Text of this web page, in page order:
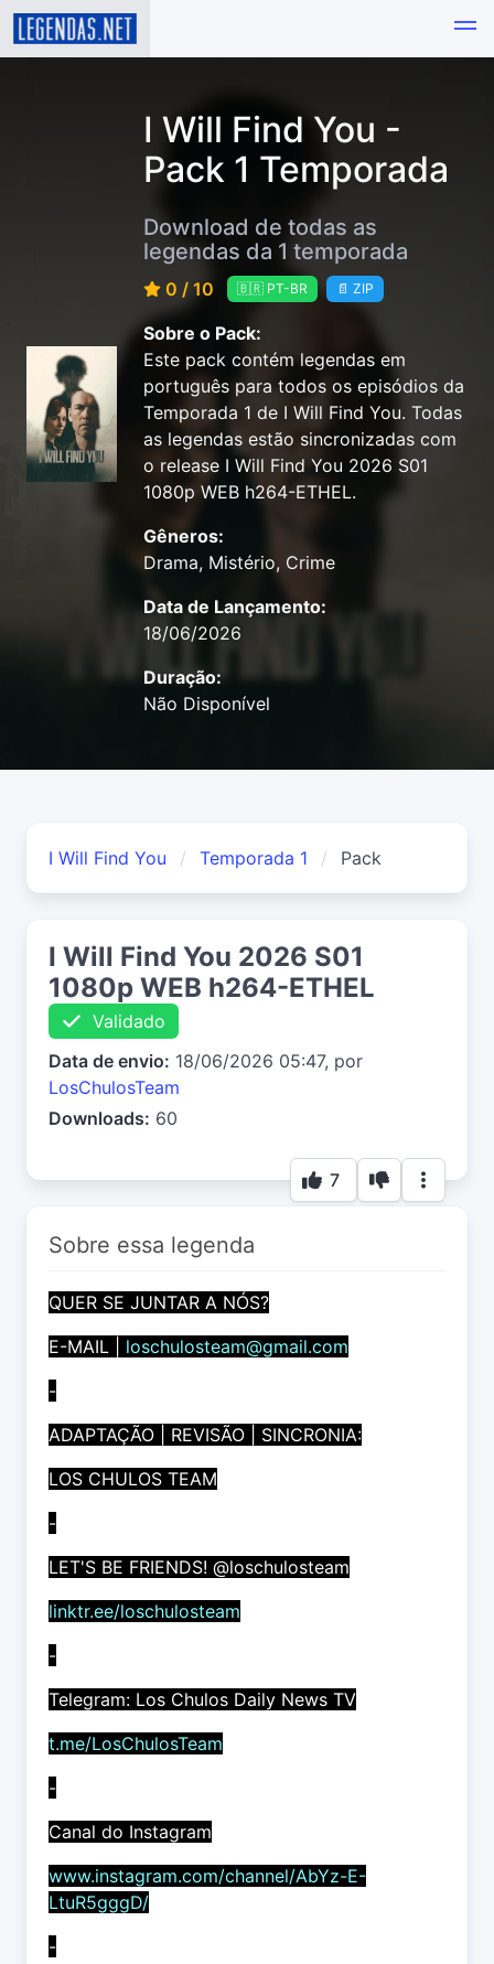
I Will Find You -
Pack 1 Temporada
Download de todas as
legendas da 1 temporada
0 / 10 🇧🇷 PT-BR 📄 ZIP
Sobre o Pack:
Este pack contém legendas em
português para todos os episódios da
Temporada 1 de I Will Find You. Todas
as legendas estão sincronizadas com
o release I Will Find You 2026 S01
1080p WEB h264-ETHEL.
Gêneros:
Drama, Mistério, Crime
Data de Lançamento:
18/06/2026
Duração:
Não Disponível
I Will Find You Temporada 1 Pack
I Will Find You 2026 S01
1080p WEB h264-ETHEL
Validado
Data de envio: 18/06/2026 05:47, por
LosChulosTeam
Downloads: 60
7
Sobre essa legenda
QUER SE JUNTAR A NÓS?
E-MAIL |
loschulosteam@gmail.com
-
ADAPTAÇÃO | REVISÃO | SINCRONIA:
LOS CHULOS TEAM
-
LET'S BE FRIENDS! @loschulosteam
linktr.ee/loschulosteam
-
Telegram: Los Chulos Daily News TV
t.me/LosChulosTeam
-
Canal do Instagram
www.instagram.com/channel/AbYz-E-
LtuR5gggD/
-